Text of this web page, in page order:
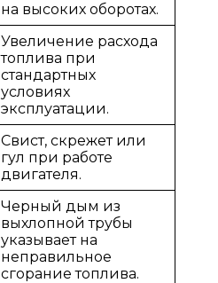
на высоких оборотах.
Увеличение расхода
топлива при
стандартных
условиях
эксплуатации.
Свист, скрежет или
гул при работе
двигателя.
Черный дым из
выхлопной трубы
указывает на
неправильное
сгорание топлива.